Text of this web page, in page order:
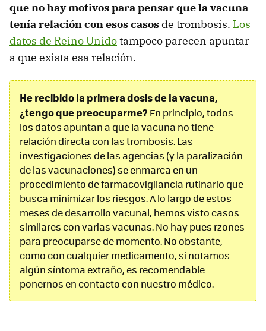
que no hay motivos para pensar que la vacuna
tenía relación con esos casos de trombosis. Los
datos de Reino Unidotampoco parecen apuntar
a que exista esa relación.
He recibido la primera dosis de la vacuna,
¿tengo que preocuparme? En principio, todos
los datos apuntan a que la vacuna no tiene
relación directa con las trombosis. Las
investigaciones de las agencias (y la paralización
de las vacunaciones) se enmarca en un
procedimiento de farmacovigilancia rutinario que
busca minimizar los riesgos. A lo largo de estos
meses de desarrollo vacunal, hemos visto casos
similares con varias vacunas. No hay pues rzones
para preocuparse de momento. No obstante,
como con cualquier medicamento, si notamos
algún síntoma extraño, es recomendable
ponernos en contacto con nuestro médico.